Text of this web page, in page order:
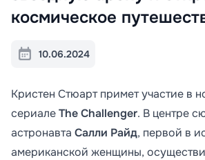
космическое
10.06.2024
Кристен Стюарт примет участие в
сериалеThe Challenger. В центре
астронавта Салли Райд, первой в
американской женщины,